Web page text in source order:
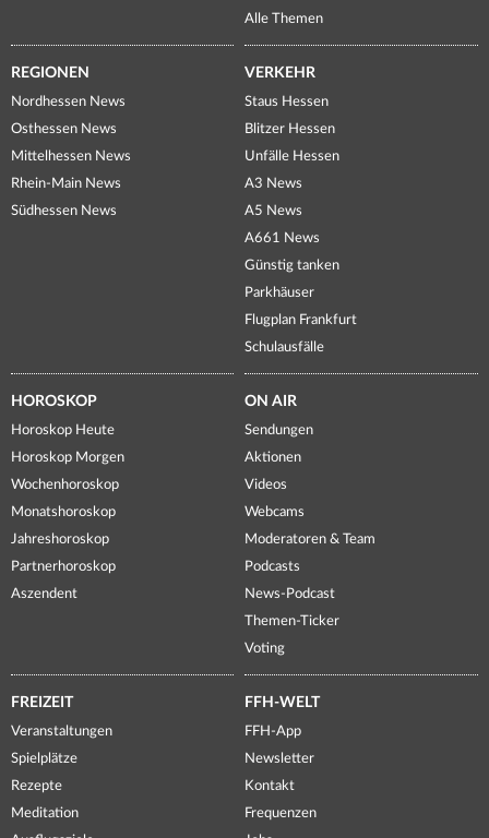
Alle Themen
REGIONEN
Nordhessen News
Osthessen News
Mittelhessen News
Rhein-Main News
Südhessen News
VERKEHR
Staus Hessen
Blitzer Hessen
Unfälle Hessen
A3 News
A5 News
A661 News
Günstig tanken
Parkhäuser
Flugplan Frankfurt
Schulausfälle
HOROSKOP
Horoskop Heute
Horoskop Morgen
Wochenhoroskop
Monatshoroskop
Jahreshoroskop
Partnerhoroskop
Aszendent
ON AIR
Sendungen
Aktionen
Videos
Webcams
Moderatoren & Team
Podcasts
News-Podcast
Themen-Ticker
Voting
FREIZEIT
Veranstaltungen
Spielplätze
Rezepte
Meditation
FFH-WELT
FFH-App
Newsletter
Kontakt
Frequenzen